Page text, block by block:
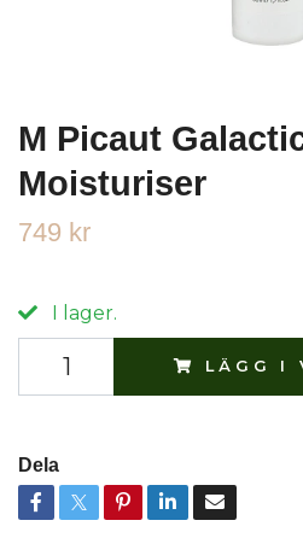
M Picaut
Moisturiser
749 kr
I lager.
LÄGG I
Dela